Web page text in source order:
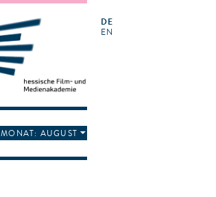
DE
EN
MONAT: AUGUST